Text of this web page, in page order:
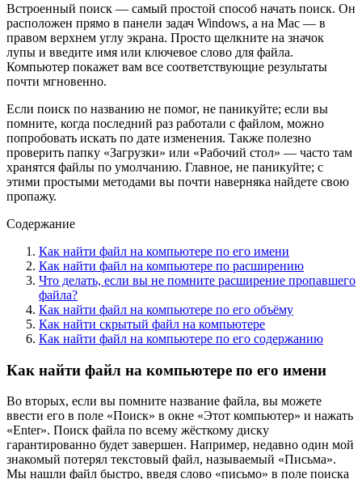
Встроенный поиск — самый простой способ начать поиск. Он
расположен прямо в панели задач Windows, а на Mac — в
правом верхнем углу экрана. Просто щелкните на значок
лупы и введите имя или ключевое слово для файла.
Компьютер покажет вам все соответствующие результаты
почти мгновенно.
Если поиск по названию не помог, не паникуйте; если вы
помните, когда последний раз работали с файлом, можно
попробовать искать по дате изменения. Также полезно
проверить папку «Загрузки» или «Рабочий стол» — часто там
хранятся файлы по умолчанию. Главное, не паникуйте; с
этими простыми методами вы почти наверняка найдете свою
пропажу.
Содержание
Как найти файл на компьютере по его имени
Как найти файл на компьютере по расширению
Что делать, если вы не помните расширение пропавшего
файла?
Как найти файл на компьютере по его объёму
Как найти скрытый файл на компьютере
Как найти файл на компьютере по его содержанию
Как найти файл на компьютере по его имени
Во вторых, если вы помните название файла, вы можете
ввести его в поле «Поиск» в окне «Этот компьютер» и нажать
«Enter». Поиск файла по всему жёсткому диску
гарантированно будет завершен. Например, недавно один мой
знакомый потерял текстовый файл, называемый «Письма».
Мы нашли файл быстро, введя слово «письмо» в поле поиска